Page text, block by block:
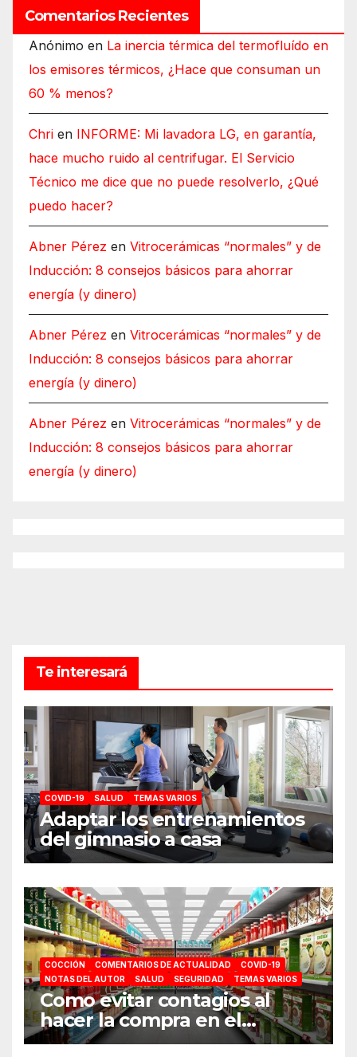
Comentarios Recientes
Anónimo en La inercia térmica del termofluído en
los emisores térmicos, ¿Hace que consuman un
60 % menos?
Chri en INFORME: Mi lavadora LG, en garantía,
hace mucho ruido al centrifugar. El Servicio
Técnico me dice que no puede resolverlo, ¿Qué
puedo hacer?
Abner Pérez en Vitrocerámicas “normales” y de
Inducción: 8 consejos básicos para ahorrar
energía (y dinero)
Abner Pérez en Vitrocerámicas “normales” y de
Inducción: 8 consejos básicos para ahorrar
energía (y dinero)
Abner Pérez en Vitrocerámicas “normales” y de
Inducción: 8 consejos básicos para ahorrar
energía (y dinero)
Te interesará
COVID-19 SALUD TEMAS VARIOS
Adaptar los entrenamientos
del gimnasio a casa
COCCIÓN COMENTARIOS DE ACTUALIDAD
COVID-19
NOTAS DEL AUTOR
SALUD SEGURIDAD TEMAS VARIOS
Como evitar contagios al
hacer la compra en el
supermercado